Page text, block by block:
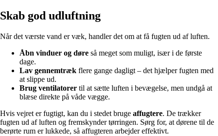
Skab god udluftning
Når det værste vand er væk, handler det om at få fugten ud af luften.
Åbn vinduer og døre så meget som muligt, især i de første
dage.
Lav gennemtræk flere gange dagligt – det hjælper fugten med
at slippe ud.
Brug ventilatorer til at sætte luften i bevægelse, men undgå at
blæse direkte på våde vægge.
Hvis vejret er fugtigt, kan du i stedet bruge affugtere. De trækker
fugten ud af luften og fremskynder tørringen. Sørg for, at dørene til de
berørte rum er lukkede, så affugteren arbejder effektivt.